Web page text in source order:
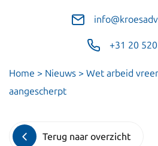
+31 20
Home > Nieuws > Wet arbeid
aangescherpt
Terug naar overzicht